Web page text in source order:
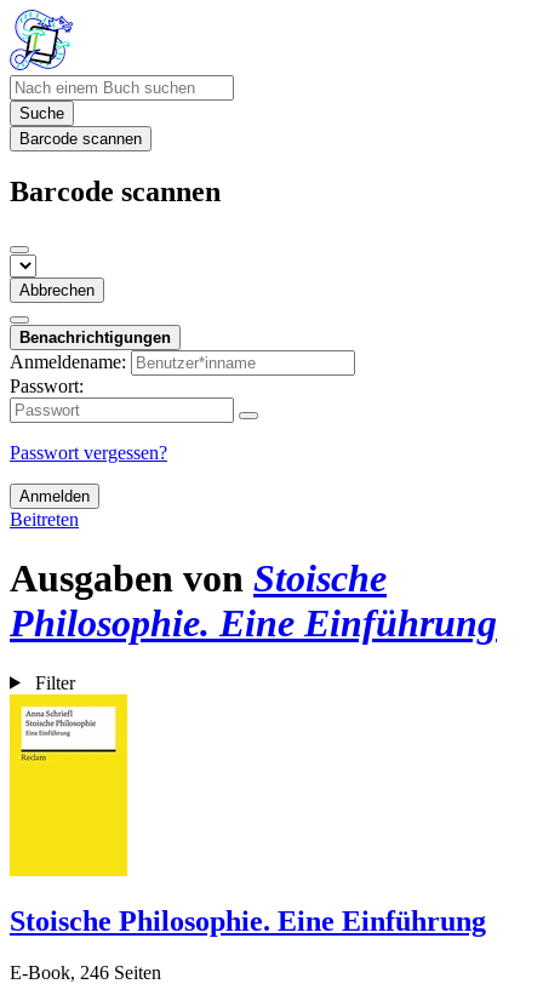
Suche
Barcode scannen
Barcode scannen
Abbrechen
Benachrichtigungen
Anmeldename:
Passwort:
Passwort vergessen?
Anmelden
Beitreten
Ausgaben von Stoische
Philosophie. Eine Einführung
Filter
Stoische Philosophie. Eine Einführung
E-Book, 246 Seiten